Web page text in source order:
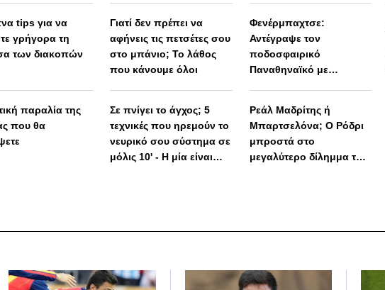
tips για να
γρήγορα τη
των διακοπών
παραλία της
που θα
Γιατί δεν πρέπει να
αφήνεις τις πετσέτες σου
στο μπάνιο; Το λάθος
που κάνουμε όλοι
Σε πνίγει το άγχος; 5
τεχνικές που ηρεμούν το
νευρικό σου σύστημα σε
μόλις 10' - Η μία είναι
Φενέρμπαχτσε:
Αντέγραψε τον
ποδοσφαιρικό
Παναθηναϊκό με
Ρεάλ Μαδρίτης ή
Μπαρτσελόνα; Ο Ρόδρι
μπροστά στο
μεγαλύτερο δίλημμα της